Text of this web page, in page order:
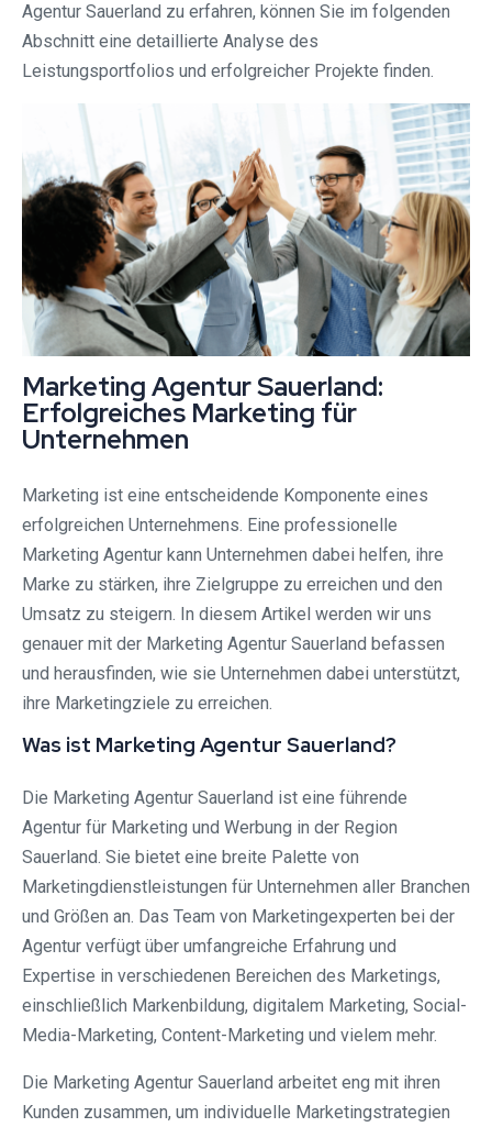
Agentur Sauerland zu erfahren, können Sie im folgenden
Abschnitt eine detaillierte Analyse des
Leistungsportfolios und erfolgreicher Projekte finden.
Marketing Agentur Sauerland:
Erfolgreiches Marketing für
Unternehmen
Marketing ist eine entscheidende Komponente eines
erfolgreichen Unternehmens. Eine professionelle
Marketing Agentur kann Unternehmen dabei helfen, ihre
Marke zu stärken, ihre Zielgruppe zu erreichen und den
Umsatz zu steigern. In diesem Artikel werden wir uns
genauer mit der Marketing Agentur Sauerland befassen
und herausfinden, wie sie Unternehmen dabei unterstützt,
ihre Marketingziele zu erreichen.
Was ist Marketing Agentur Sauerland?
Die Marketing Agentur Sauerland ist eine führende
Agentur für Marketing und Werbung in der Region
Sauerland. Sie bietet eine breite Palette von
Marketingdienstleistungen für Unternehmen aller Branchen
und Größen an. Das Team von Marketingexperten bei der
Agentur verfügt über umfangreiche Erfahrung und
Expertise in verschiedenen Bereichen des Marketings,
einschließlich Markenbildung, digitalem Marketing, Social-
Media-Marketing, Content-Marketing und vielem mehr.
Die Marketing Agentur Sauerland arbeitet eng mit ihren
Kunden zusammen, um individuelle Marketingstrategien